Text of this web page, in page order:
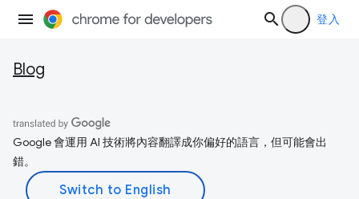
登入
Blog
Google 會運用 AI 技術將內容翻譯成你偏好的語言，但可能會出
錯。